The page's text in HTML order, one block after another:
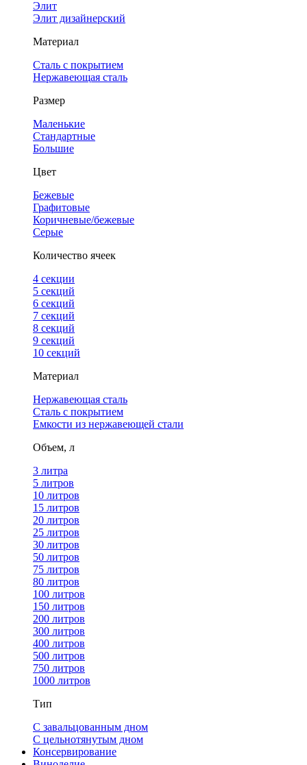
Элит
Элит дизайнерский
Материал
Сталь с покрытием
Нержавеющая сталь
Размер
Маленькие
Стандартные
Большие
Цвет
Бежевые
Графитовые
Коричневые/бежевые
Серые
Количество ячеек
4 cекции
5 секций
6 секций
7 секций
8 секций
9 секций
10 секций
Материал
Нержавеющая сталь
Сталь с покрытием
Емкости из нержавеющей стали
Объем, л
3 литра
5 литров
10 литров
15 литров
20 литров
25 литров
30 литров
50 литров
75 литров
80 литров
100 литров
150 литров
200 литров
300 литров
400 литров
500 литров
750 литров
1000 литров
Тип
С завальцованным дном
С цельнотянутым дном
Консервирование